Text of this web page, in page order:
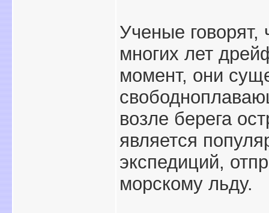
Ученые говорят,
многих лет
момент, они
возле берега
является
экспедиций,
морскому льду.